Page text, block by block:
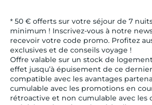
* 50 € offerts sur votre séjour de 7
minimum ! Inscrivez-vous à notre
recevoir votre code promo. Profitez
exclusives et de conseils voyage !
Offre valable sur un stock de
effet jusqu’à épuisement de ce
compatible avec les avantages
cumulable avec les promotions en
rétroactive et non cumulable avec les